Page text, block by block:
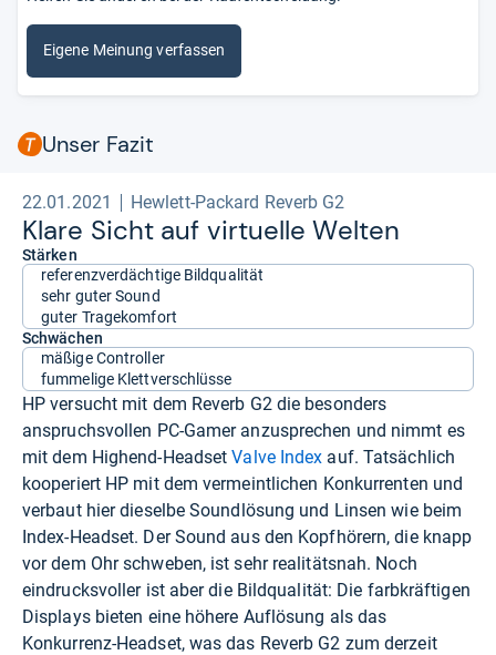
Eigene Meinung verfassen
Unser Fazit
22.01.2021 Hewlett-Packard Reverb G2
Klare Sicht auf vir­tu­elle Wel­ten
Stärken
referenzverdächtige Bildqualität
sehr guter Sound
guter Tragekomfort
Schwächen
mäßige Controller
fummelige Klettverschlüsse
HP versucht mit dem Reverb G2 die besonders
anspruchsvollen PC-Gamer anzusprechen und nimmt es
mit dem Highend-HeadsetValve Index auf. Tatsächlich
kooperiert HP mit dem vermeintlichen Konkurrenten und
verbaut hier dieselbe Soundlösung und Linsen wie beim
Index-Headset. Der Sound aus den Kopfhörern, die knapp
vor dem Ohr schweben, ist sehr realitätsnah. Noch
eindrucksvoller ist aber die Bildqualität: Die farbkräftigen
Displays bieten eine höhere Auflösung als das
Konkurrenz-Headset, was das Reverb G2 zum derzeit